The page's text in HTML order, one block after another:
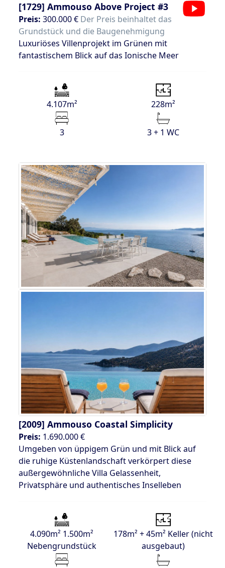
[1729] Ammouso Above Project #3
Preis: 300.000 € Der Preis beinhaltet das
Grundstück und die Baugenehmigung
Luxuriöses Villenprojekt im Grünen mit
fantastischem Blick auf das Ionische Meer
4.107m² 228m²
3 3 + 1 WC
[2009] Ammouso Coastal Simplicity
Preis: 1.690.000 €
Umgeben von üppigem Grün und mit Blick auf
die ruhige Küstenlandschaft verkörpert diese
außergewöhnliche Villa Gelassenheit,
Privatsphäre und authentisches Inselleben
4.090m² 1.500m²
Nebengrundstück
178m² + 45m² Keller (nicht
ausgebaut)